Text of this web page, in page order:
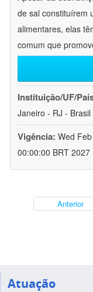
de sal constituírem
alimentares, elas
comum que
Instituição/UF/
Janeiro - RJ - Brasil
Vigência: Wed
00:00:00 BRT 2027
Anterior
Atuação